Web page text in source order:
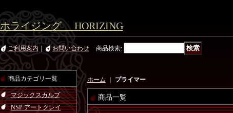
ホライジング HORIZING
ご利用案内 お問い合わせ 商品検索:
商品カテゴリ一覧
マジックスカルプ
NSP アートクレイ
ホーム プライマー
商品一覧